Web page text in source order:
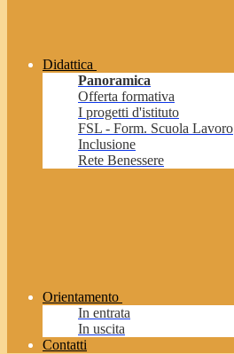
Didattica
Panoramica
Offerta formativa
I progetti d'istituto
FSL - Form. Scuola Lavoro
Inclusione
Rete Benessere
Orientamento
In entrata
In uscita
Contatti